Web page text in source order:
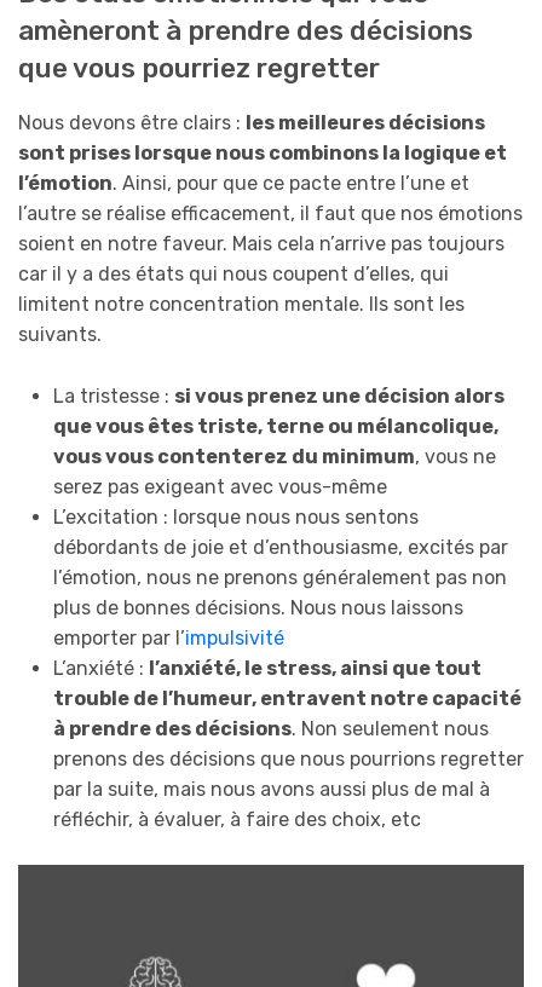
amèneront à prendre des décisions
que vous pourriez regretter
Nous devons être clairs : les meilleures décisions
sont prises lorsque nous combinons la logique et
l’émotion. Ainsi, pour que ce pacte entre l’une et
l’autre se réalise efficacement, il faut que nos émotions
soient en notre faveur. Mais cela n’arrive pas toujours
car il y a des états qui nous coupent d’elles, qui
limitent notre concentration mentale. Ils sont les
suivants.
La tristesse : si vous prenez une décision alors
que vous êtes triste, terne ou mélancolique,
vous vous contenterez du minimum, vous ne
serez pas exigeant avec vous-même
L’excitation : lorsque nous nous sentons
débordants de joie et d’enthousiasme, excités par
l’émotion, nous ne prenons généralement pas non
plus de bonnes décisions. Nous nous laissons
emporter par l’impulsivité
L’anxiété : l’anxiété, le stress, ainsi que tout
trouble de l’humeur, entravent notre capacité
à prendre des décisions. Non seulement nous
prenons des décisions que nous pourrions regretter
par la suite, mais nous avons aussi plus de mal à
réfléchir, à évaluer, à faire des choix, etc